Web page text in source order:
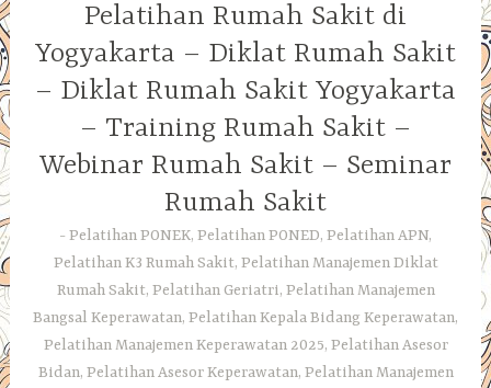
Pelatihan Rumah Sakit di
Yogyakarta – Diklat Rumah Sakit
– Diklat Rumah Sakit Yogyakarta
– Training Rumah Sakit –
Webinar Rumah Sakit – Seminar
Rumah Sakit
Pelatihan PONEK, Pelatihan PONED, Pelatihan APN,
Pelatihan K3 Rumah Sakit, Pelatihan Manajemen Diklat
Rumah Sakit, Pelatihan Geriatri, Pelatihan Manajemen
Bangsal Keperawatan, Pelatihan Kepala Bidang Keperawatan,
Pelatihan Manajemen Keperawatan 2025, Pelatihan Asesor
Bidan, Pelatihan Asesor Keperawatan, Pelatihan Manajemen